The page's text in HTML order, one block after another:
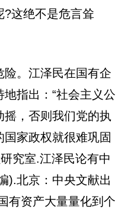
?这绝不是危言耸
。江泽民在国有企
指出：“社会主义公
，否则我们党的执
家政权就很难巩固
究室.江泽民论有中
).北京：中央文献出
有资产大量量化到个